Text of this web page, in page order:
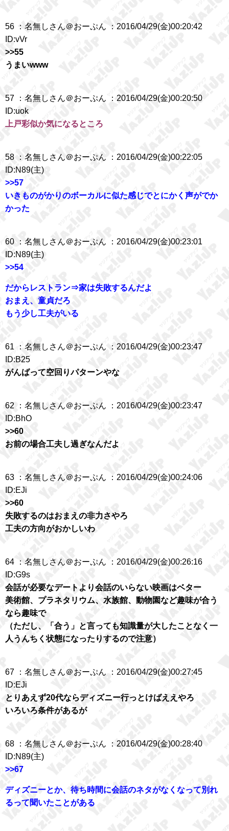
56 ：名無しさん＠おーぷん ：2016/04/29(金)00:20:42
ID:vVr
>>55
うまいwww
57 ：名無しさん＠おーぷん ：2016/04/29(金)00:20:50
ID:uok
上戸彩似か気になるところ
58 ：名無しさん＠おーぷん ：2016/04/29(金)00:22:05
ID:N89(主)
>>57
いきものがかりのボーカルに似た感じでとにかく声がでか
かった
60 ：名無しさん＠おーぷん ：2016/04/29(金)00:23:01
ID:N89(主)
>>54
だからレストラン⇒家は失敗するんだよ
おまえ、童貞だろ
もう少し工夫がいる
61 ：名無しさん＠おーぷん ：2016/04/29(金)00:23:47
ID:B25
がんばって空回りパターンやな
62 ：名無しさん＠おーぷん ：2016/04/29(金)00:23:47
ID:BhO
>>60
お前の場合工夫し過ぎなんだよ
63 ：名無しさん＠おーぷん ：2016/04/29(金)00:24:06
ID:EJi
>>60
失敗するのはおまえの非力さやろ
工夫の方向がおかしいわ
64 ：名無しさん＠おーぷん ：2016/04/29(金)00:26:16
ID:G9s
会話が必要なデートより会話のいらない映画はベター
美術館、プラネタリウム、水族館、動物園など趣味が合う
なら趣味で
（ただし、「合う」と言っても知識量が大したことなく一
人うんちく状態になったりするので注意）
67 ：名無しさん＠おーぷん ：2016/04/29(金)00:27:45
ID:EJi
とりあえず20代ならディズニー行っとけばええやろ
いろいろ条件があるが
68 ：名無しさん＠おーぷん ：2016/04/29(金)00:28:40
ID:N89(主)
>>67
ディズニーとか、待ち時間に会話のネタがなくなって別れ
るって聞いたことがある